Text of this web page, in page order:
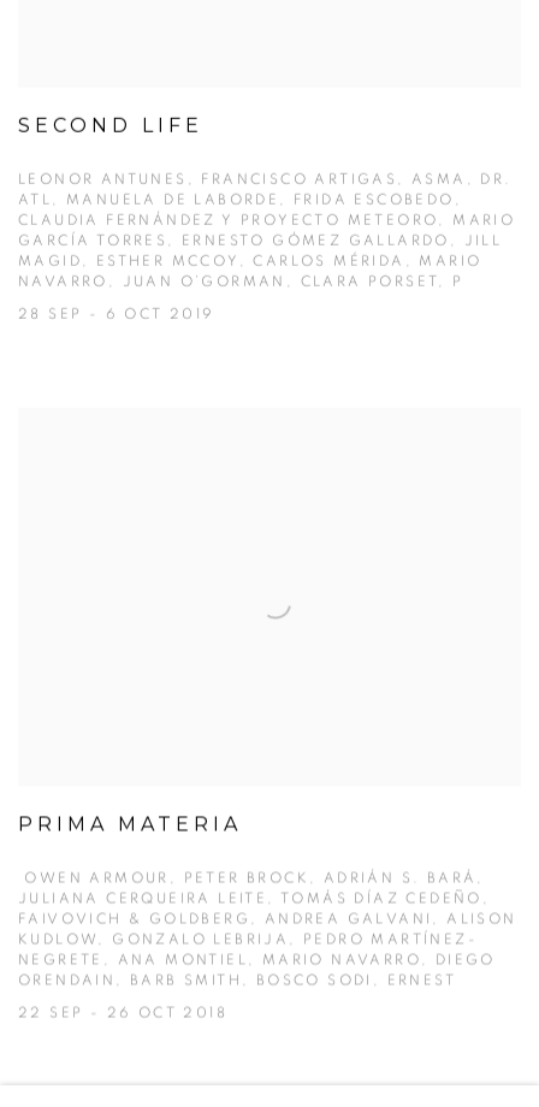
SECOND LIFE
LEONOR ANTUNES, FRANCISCO ARTIGAS, ASMA, DR.
ATL, MANUELA DE LABORDE, FRIDA ESCOBEDO,
CLAUDIA FERNÁNDEZ Y PROYECTO METEORO, MARIO
GARCÍA TORRES, ERNESTO GÓMEZ GALLARDO, JILL
MAGID, ESTHER MCCOY, CARLOS MÉRIDA, MARIO
NAVARRO, JUAN O’GORMAN, CLARA PORSET, P
28 SEP - 6 OCT 2019
PRIMA MATERIA
OWEN ARMOUR, PETER BROCK, ADRIÁN S. BARÁ,
JULIANA CERQUEIRA LEITE, TOMÁS DÍAZ CEDEÑO,
FAIVOVICH & GOLDBERG, ANDREA GALVANI, ALISON
KUDLOW, GONZALO LEBRIJA, PEDRO MARTÍNEZ-
NEGRETE, ANA MONTIEL, MARIO NAVARRO, DIEGO
ORENDAIN, BARB SMITH, BOSCO SODI, ERNEST
22 SEP - 26 OCT 2018